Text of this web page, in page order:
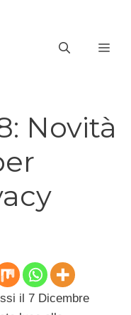
Novità
il 7 Dicembre